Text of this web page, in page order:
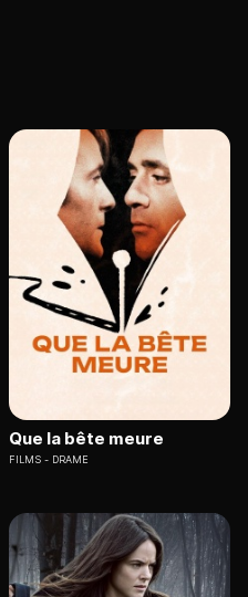
Que la bête meure
FILMS DRAME